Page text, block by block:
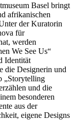
Basel bringt
afrikanischen
der Kuratorin
für
werden
We See Us“
Identität
die Designerin und
„Storytelling
und die
besonderen
aus der
eigene Designs